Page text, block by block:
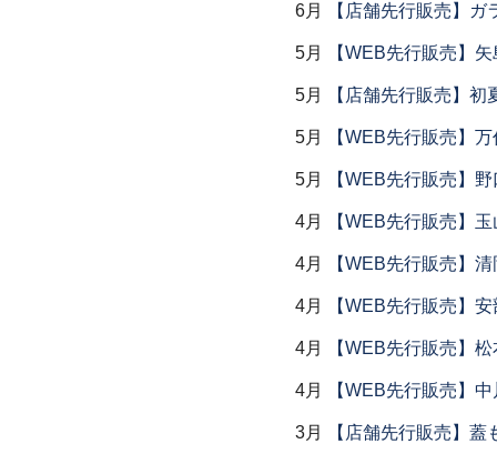
6月 【店舗先行販売】ガ
5月 【WEB先行販売】
5月 【店舗先行販売】初
5月 【WEB先行販売】
5月 【WEB先行販売】
4月 【WEB先行販売】
4月 【WEB先行販売】
4月 【WEB先行販売】
4月 【WEB先行販売】
4月 【WEB先行販売】
3月 【店舗先行販売】蓋